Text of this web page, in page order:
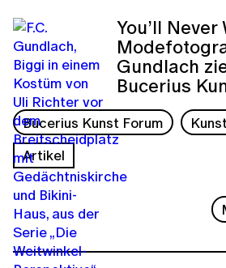
You’ll
Gundlach
Bucerius
Bucerius Kunst Forum
Artikel